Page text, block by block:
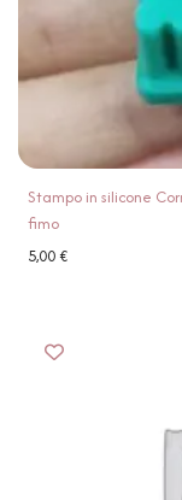
Stampo in silicone
fimo
5,00€